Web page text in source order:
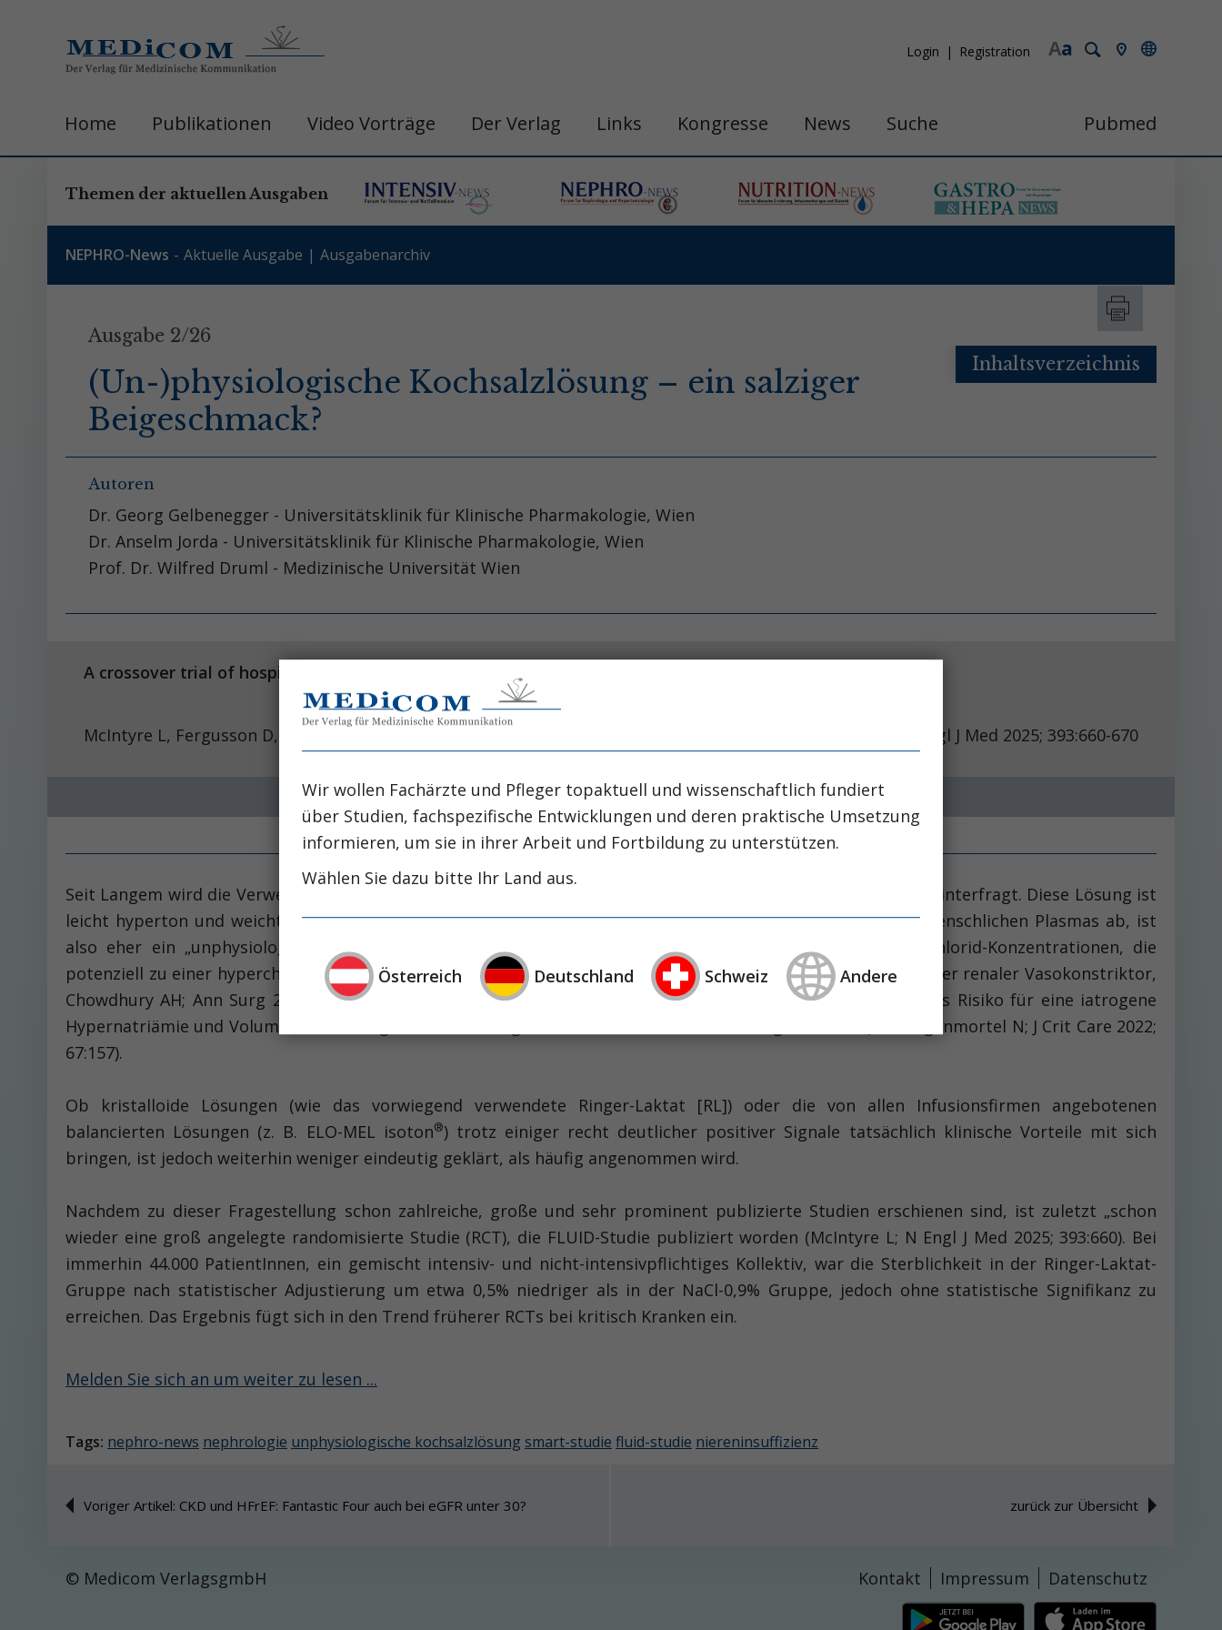
a
A
Login Registration
Home Publikationen Video Vorträge Der Verlag Links Kongresse News Suche Pubmed
Themen der aktuellen Ausgaben
NEPHRO-News Aktuelle Ausgabe Ausgabenarchiv
Ausgabe 2/26
(Un-)physiologische Kochsalzlösung – ein salziger
Beigeschmack?
Autoren
Dr. Georg Gelbenegger - Universitätsklinik für Klinische Pharmakologie, Wien
Dr. Anselm Jorda - Universitätsklinik für Klinische Pharmakologie, Wien
Prof. Dr. Wilfred Druml - Medizinische Universität Wien
Inhaltsverzeichnis
A crossover trial of hospital-wide lactated ringer‘s solution versus normal saline.
N Engl J Med 2025; 393:660-670
McIntyre L, Fergusson D, McArdle T, English S, Cook DJ, Fox-Robichaud AE, Martin C, et al.
Seit Langem wird die Verwendung von 0,9% Natriumchlorid-Lösung (NaCl 0,9%) zur Volumentherapie kritisch hinterfragt. Diese Lösung ist
leicht hyperton und weicht bekanntlich deutlich von der physiologischen Elektrolytzusammensetzung des menschlichen Plasmas ab, ist
also eher ein „unphysiologisches NaCl“ (Tabelle) mit supraphysiologischem Natrium – vor allem aber Chlorid-Konzentrationen, die
potenziell zu einer hyperchlorämen ­Azidose und renaler Dysfunktion beitragen können (Chlorid ist ein selektiver renaler Vasokonstriktor,
Chowdhury AH; Ann Surg 2012; 256:18, Semler MW; Am J Respir Crit Care Med 2029; 199:952). Zudem wird das Risiko für eine iatrogene
Hypernatriämie und Volumenüberladung bei Verwendung Natrium-reicher Infusionslösungen erhöht (Van Regenmortel N; J Crit Care 2022;
67:157).
Ob kristalloide Lösungen (wie das vorwiegend verwendete Ringer-Laktat [RL]) oder die von allen Infusionsfirmen angebotenen
balancierten Lösungen (z. B. ELO-MEL isoton®) trotz einiger recht deutlicher positiver Signale tatsächlich klinische Vorteile mit sich
bringen, ist jedoch weiterhin weniger eindeutig geklärt, als häufig angenommen wird.
Nachdem zu dieser Fragestellung schon zahlreiche, große und sehr prominent publizierte Studien erschienen sind, ist zuletzt „schon
wieder eine groß angelegte randomisierte Studie (RCT), die FLUID-Studie publiziert worden (McIntyre L; N Engl J Med 2025; 393:660). Bei
immerhin 44.000 PatientInnen, ein gemischt intensiv- und nicht-intensivpflichtiges Kollektiv, war die Sterblichkeit in der Ringer-Laktat-
Gruppe nach statistischer Adjustierung um etwa 0,5% niedriger als in der NaCl-0,9% Gruppe, jedoch ohne statistische Signifikanz zu
erreichen. Das Ergebnis fügt sich in den Trend früherer RCTs bei kritisch Kranken ein.
Melden Sie sich an um weiter zu lesen ...
Tags: nephro-news nephrologie unphysiologische kochsalzlösung smart-studie fluid-studie niereninsuffizienz
Voriger Artikel: CKD und HFrEF: Fantastic Four auch bei eGFR unter 30? zurück zur Übersicht
© Medicom VerlagsgmbH Kontakt Impressum Datenschutz
Wir wollen Fachärzte und Pfleger topaktuell und wissenschaftlich fundiert
über Studien, fachspezifische Entwicklungen und deren praktische Umsetzung
informieren, um sie in ihrer Arbeit und Fortbildung zu unterstützen.
Wählen Sie dazu bitte Ihr Land aus.
Österreich Deutschland Schweiz Andere